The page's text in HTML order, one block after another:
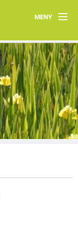
MENY
Hem
Om oss
Facebook
Program
Dokument